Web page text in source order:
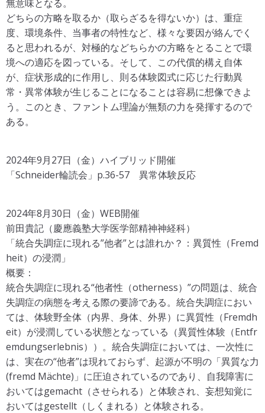
無意味となる。
どちらの方略を取るか（取らざるを得ないか）は、重症
度、環境条件、当事者の特性など、様々な要因が絡んでく
ると思われるが、対極的などちらかの方略をとることで環
境への適応を図っている。そして、この代償的構え自体
が、症状形成的に作用し、則る体験図式に応じた行動異
常・異常体験が生じることになることは容易に想像できよ
う。このとき、ファントム理論が無類の力を発揮するので
ある。
2024年9月27日（金）ハイブリッド開催
「Schneider輪読会」p.36-57 異常体験反応
2024年8月30日（金）WEB開催
前田貴記（慶應義塾大学医学部精神神経科）
「統合失調症に現れる”他者”とは誰れか？：異質性（Fremd
heit）の浸潤」
概要：
統合失調症に現れる“他者性（otherness）”の問題は、統合
失調症の病態を考える際の要諦である。統合失調症におい
ては、体験野全体（内界、身体、外界）に異質性（Fremdh
eit）が浸潤している状態となっている（異質性体験（Entfr
emdungserlebnis））。統合失調症においては、一次性に
は、実在の“他者”は現れておらず、起源が不明の「異質な力
(fremd Mächte)」に圧迫されているのであり、自我障害に
おいてはgemacht（させられる）と体験され、妄想知覚に
おいてはgestellt（しくまれる）と体験される。